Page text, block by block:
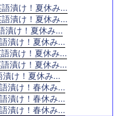
漬け！夏休み...
漬け！夏休み...
漬け！夏休み...
漬け！夏休み...
漬け！夏休み...
漬け！夏休み...
け！夏休み...
漬け！春休み...
漬け！春休み...
漬け！春休み...